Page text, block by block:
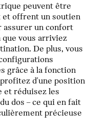
peuvent être
et offrent un soutien
assurer un confort
vous arriviez
De plus, vous
grâce à la fonction
d'une position
et réduisez les
dos – ce qui en fait
précieuse